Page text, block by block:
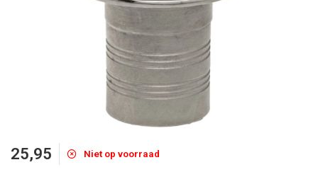
25,95 Niet op voorraad